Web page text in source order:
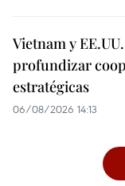
Vietnam y
profundizar
estratégicas
06/08/2026 14:13